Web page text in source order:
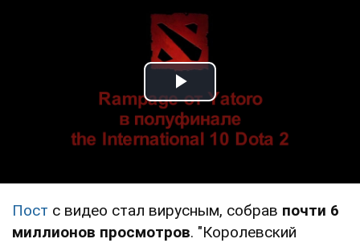
Play Video
Пост с видео стал вирусным, собрав почти 6
миллионов просмотров. "Королевский